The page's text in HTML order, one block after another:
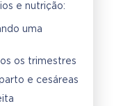
e nutrição:
uma
os trimestres
e cesáreas